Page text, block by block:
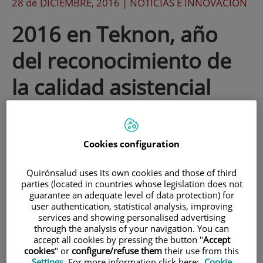
2016 en Teknon, año
del reconocimiento de
la calidad asistencial
El Centro Médico Teknon cierra el año
2016 con numerosas noticias de interés
las que destaca la obtención por quinta
vez consecutiva de la acreditación de la
Joint Commission International, que
acredita la calidad asistencial del centro y
denota el esfuerzo sostenido efectuado
Cookies configuration
Quirónsalud uses its own cookies and those of third
parties (located in countries whose legislation does not
guarantee an adequate level of data protection) for
user authentication, statistical analysis, improving
services and showing personalised advertising
through the analysis of your navigation. You can
accept all cookies by pressing the button "Accept
cookies" or configure/refuse them their use from this